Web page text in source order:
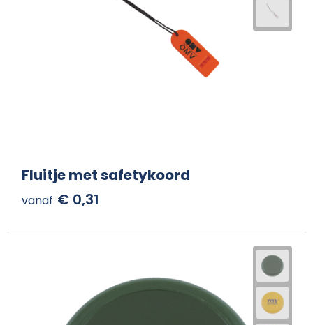
Fluitje met safetykoord
vanaf € 0,31